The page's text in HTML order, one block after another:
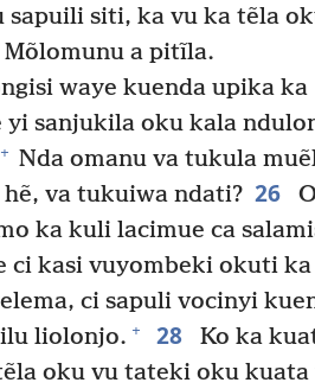
sapuili siti, ka vu ka tẽla
a pitĩla.
waye kuenda upika ka
yi sanjukila oku kala
+ Nda omanu va tukula
va tukuiwa ndati? 26
ka kuli lacimue ca
ci kasi vuyombeki okuti
ci sapuli vocinyi
liolonjo. + 28
Ko ka
oku vu tateki oku